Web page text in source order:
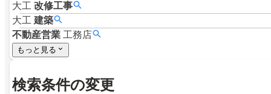
大工 改修工事
大工 建築
不動産営業 工務店
もっと見る
検索条件の変更